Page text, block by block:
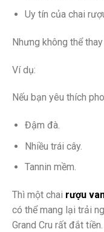
Uy tín của chai
Nhưng không thể
Ví dụ:
Nếu bạn yêu thích
Đậm đà.
Nhiều trái cây.
Tannin mềm.
Thì một chai rượu
có thể mang lại trải
Grand Cru rất đắt tiền.